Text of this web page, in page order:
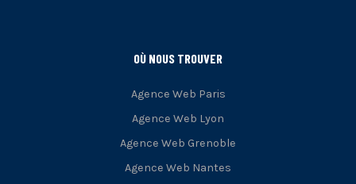
OÙ NOUS TROUVER
Agence Web Paris
Agence Web Lyon
Agence Web Grenoble
Agence Web Nantes